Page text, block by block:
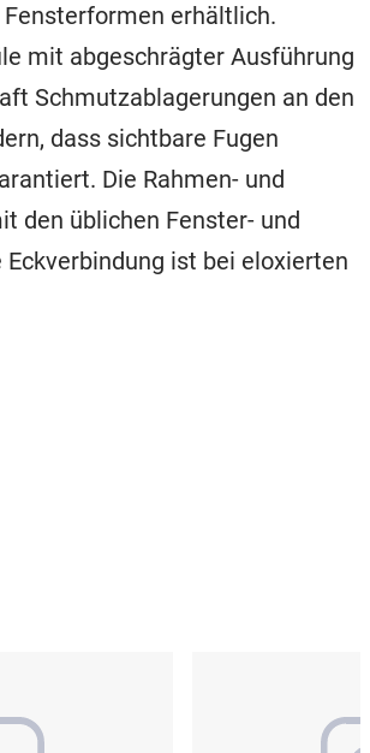
erhältlich.
mit abgeschrägter Ausführung
Schmutzablagerungen an den
dass sichtbare Fugen
Die Rahmen- und
den üblichen Fenster- und
ist bei eloxierten